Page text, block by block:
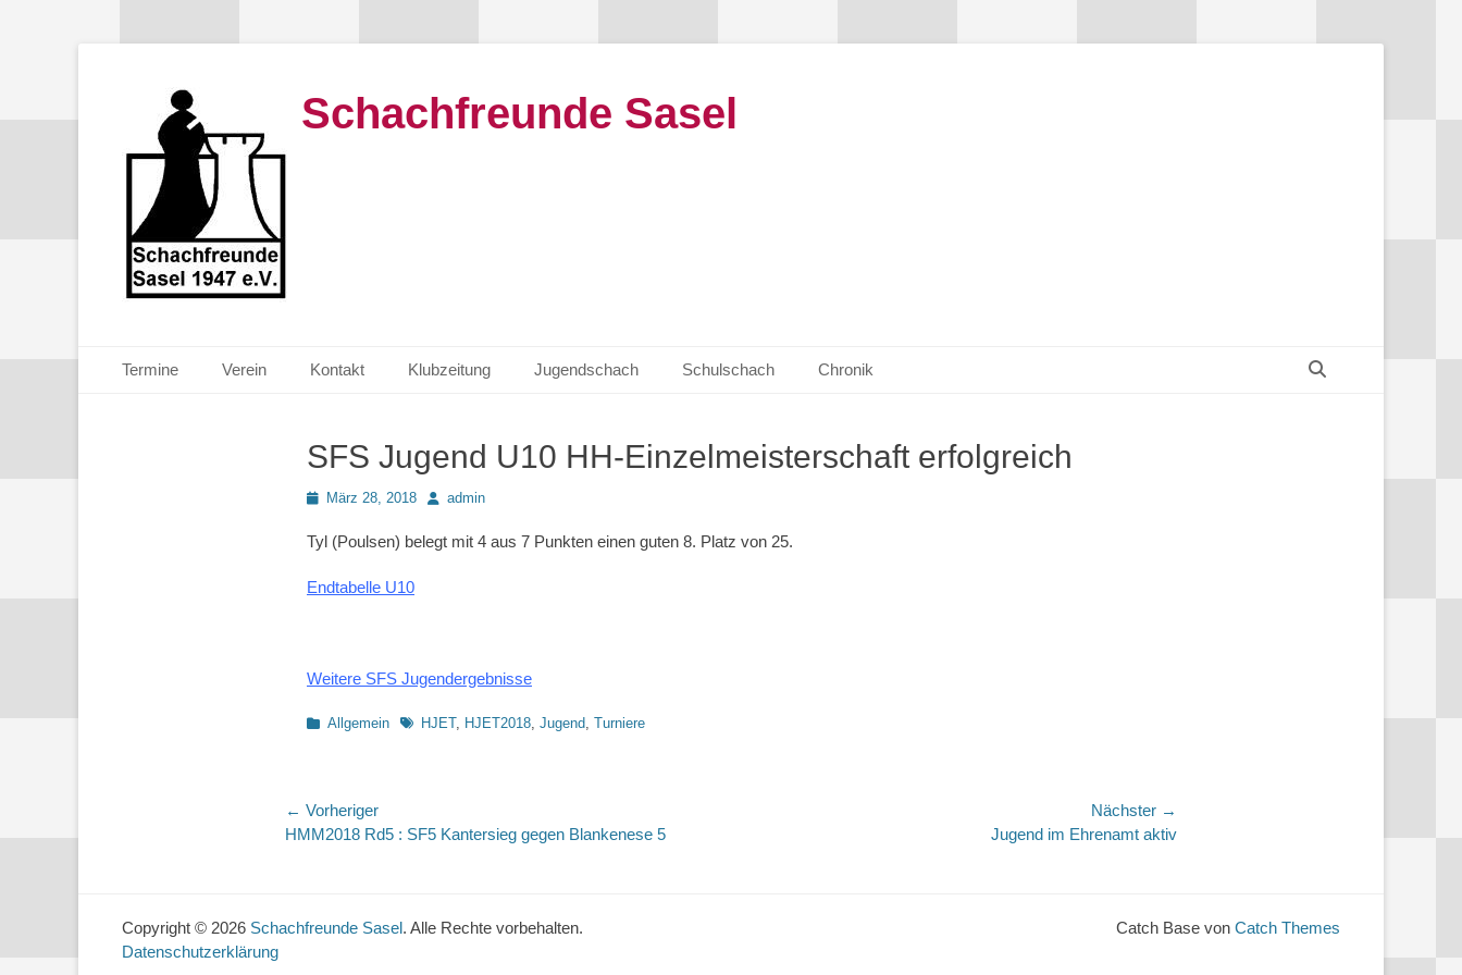
Schachfreunde Sasel
Primäres Menü
Inhalt
Termine Verein Kontakt Klubzeitung Jugendschach Schulschach Chronik
SFS Jugend U10 HH-Einzelmeisterschaft erfolgreich
PostedMärz 28, 2018 Autoradmin
Tyl (Poulsen) belegt mit 4 aus 7 Punkten einen guten 8. Platz von 25.
Endtabelle U10
Weitere SFS Jugendergebnisse
Kategorien
Allgemein Schlagworte
HJET, HJET2018, Jugend, Turniere
Beitragsnavigation
← Vorheriger
Vorheriger
HMM2018 Rd5 : SF5 Kantersieg gegen Blankenese 5
Nächster →
Jugend im Ehrenamt aktiv
Copyright © 2026 Schachfreunde Sasel. Alle Rechte vorbehalten.
Datenschutzerklärung
Catch Base von Catch Themes